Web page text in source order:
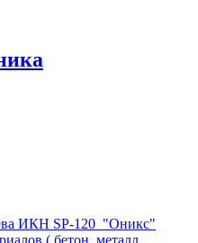
ИКН SP-120 "Оникс"
( бетон, металл,